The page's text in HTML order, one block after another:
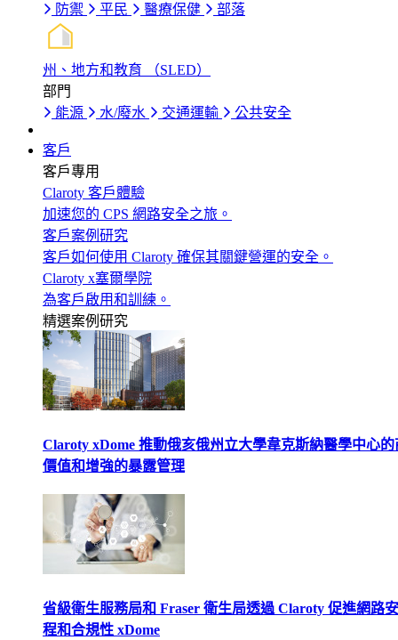
防禦
平民 醫療保健 部落
州、地方和教育 （SLED）
部門
能源
水/廢水 交通運輸 公共安全
客戶
客戶專用
Claroty 客戶體驗
加速您的 CPS 網路安全之旅。
客戶案例研究
客戶如何使用 Claroty 確保其關鍵營運的安全。
Claroty x塞爾學院
為客戶啟用和訓練。
精選案例研究
Claroty xDome 推動俄亥俄州立大學韋克斯納醫學中心的
價值和增強的暴露管理
省級衛生服務局和 Fraser 衛生局透過 Claroty 促進網路
程和合規性 xDome